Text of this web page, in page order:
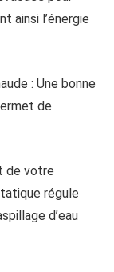
ainsi l’énergie
: Une bonne
de
de votre
régule
d’eau